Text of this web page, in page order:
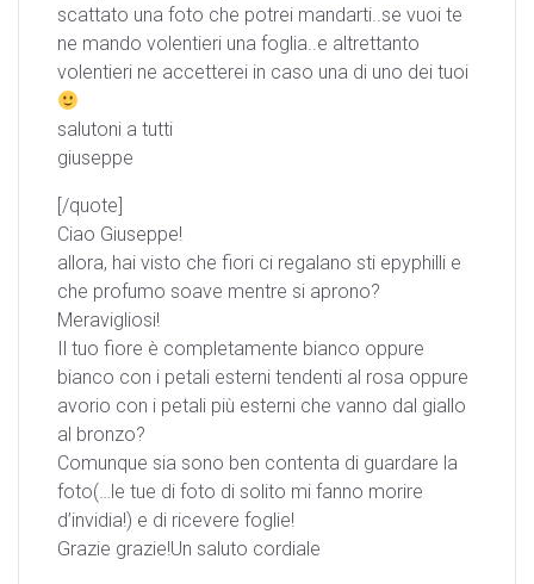
scattato una foto che potrei mandarti..se vuoi te
ne mando volentieri una foglia..e altrettanto
volentieri ne accetterei in caso una di uno dei tuoi
salutoni a tutti
giuseppe
[/quote]
Ciao Giuseppe!
allora, hai visto che fiori ci regalano sti epyphilli e
che profumo soave mentre si aprono?
Meravigliosi!
Il tuo fiore è completamente bianco oppure
bianco con i petali esterni tendenti al rosa oppure
avorio con i petali più esterni che vanno dal giallo
al bronzo?
Comunque sia sono ben contenta di guardare la
foto(…le tue di foto di solito mi fanno morire
d’invidia!) e di ricevere foglie!
Grazie grazie!Un saluto cordiale